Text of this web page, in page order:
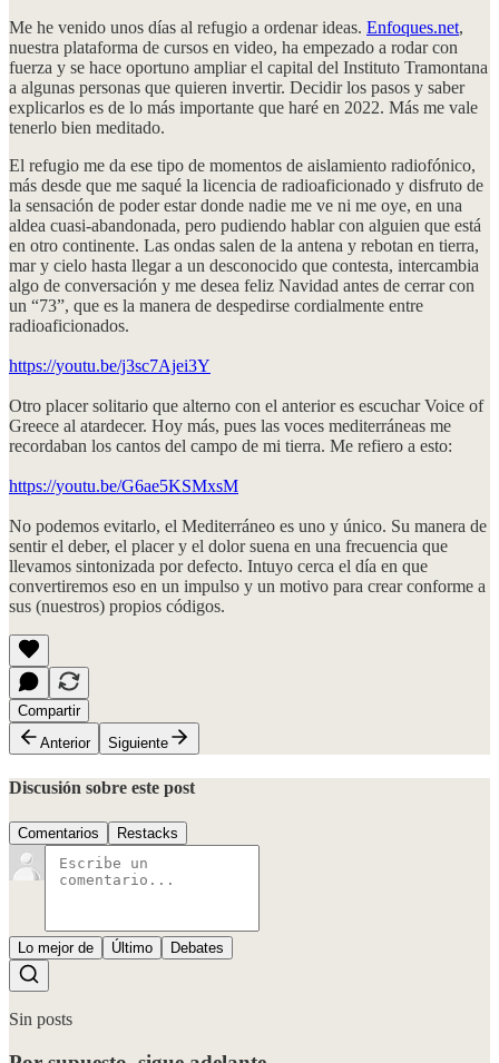
Me he venido unos días al refugio a ordenar ideas. Enfoques.net,
nuestra plataforma de cursos en video, ha empezado a rodar con
fuerza y se hace oportuno ampliar el capital del Instituto Tramontana
a algunas personas que quieren invertir. Decidir los pasos y saber
explicarlos es de lo más importante que haré en 2022. Más me vale
tenerlo bien meditado.
El refugio me da ese tipo de momentos de aislamiento radiofónico,
más desde que me saqué la licencia de radioaficionado y disfruto de
la sensación de poder estar donde nadie me ve ni me oye, en una
aldea cuasi-abandonada, pero pudiendo hablar con alguien que está
en otro continente. Las ondas salen de la antena y rebotan en tierra,
mar y cielo hasta llegar a un desconocido que contesta, intercambia
algo de conversación y me desea feliz Navidad antes de cerrar con
un “73”, que es la manera de despedirse cordialmente entre
radioaficionados.
https://youtu.be/j3sc7Ajei3Y
Otro placer solitario que alterno con el anterior es escuchar Voice of
Greece al atardecer. Hoy más, pues las voces mediterráneas me
recordaban los cantos del campo de mi tierra. Me refiero a esto:
https://youtu.be/G6ae5KSMxsM
No podemos evitarlo, el Mediterráneo es uno y único. Su manera de
sentir el deber, el placer y el dolor suena en una frecuencia que
llevamos sintonizada por defecto. Intuyo cerca el día en que
convertiremos eso en un impulso y un motivo para crear conforme a
sus (nuestros) propios códigos.
Compartir
Anterior
Siguiente
Discusión sobre este post
Comentarios Restacks
Lo mejor de Último Debates
Sin posts